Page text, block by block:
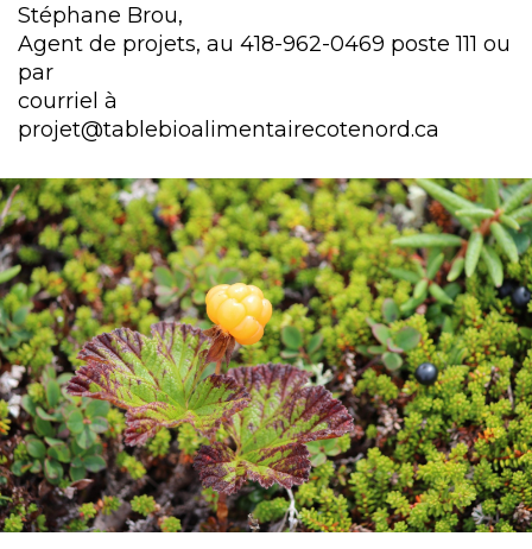
Stéphane Brou,
Agent de projets, au 418-962-0469 poste 111 ou
par
courriel à
projet@tablebioalimentairecotenord.ca